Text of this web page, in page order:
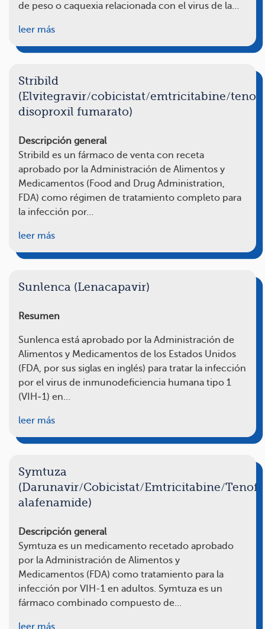
de peso o caquexia relacionada con el virus de la…
leer más
Stribild
(Elvitegravir/cobicistat/emtricitabine/
disoproxil fumarato)
Descripción general
Stribild es un fármaco de venta con receta
aprobado por la Administración de Alimentos y
Medicamentos (Food and Drug Administration,
FDA) como régimen de tratamiento completo para
la infección por…
leer más
Sunlenca (Lenacapavir)
Resumen
Sunlenca está aprobado por la Administración de
Alimentos y Medicamentos de los Estados Unidos
(FDA, por sus siglas en inglés) para tratar la infección
por el virus de inmunodeficiencia humana tipo 1
(VIH‑1) en…
leer más
Symtuza
(Darunavir/Cobicistat/Emtricitabine/
alafenamide)
Descripción general
Symtuza es un medicamento recetado aprobado
por la Administración de Alimentos y
Medicamentos (FDA) como tratamiento para la
infección por VIH-1 en adultos. Symtuza es un
fármaco combinado compuesto de…
leer más